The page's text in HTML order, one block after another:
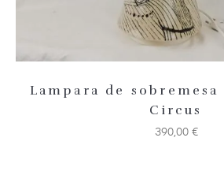
Lampara de sobremesa
Circus
390,00 €